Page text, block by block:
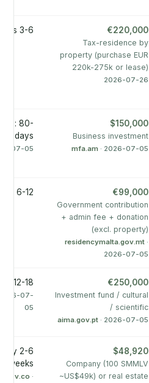
€220,000
Tax-residence by
property (purchase EUR
220k-275k or lease)
2026-07-26
3-6 months
$150,000
Business investment
mfa.am · 2026-07-05
80-
90 days
07-05
€99,000
Government contribution
+ admin fee + donation
(excl. property)
residencymalta.gov.mt ·
2026-07-05
6-12 months
€250,000
Investment fund / cultural
/ scientific
aima.gov.pt · 2026-07-05
12-18 months
07-
05
$48,920
Company (100 SMMLV
~US$49k) or real estate
2-6
weeks
·